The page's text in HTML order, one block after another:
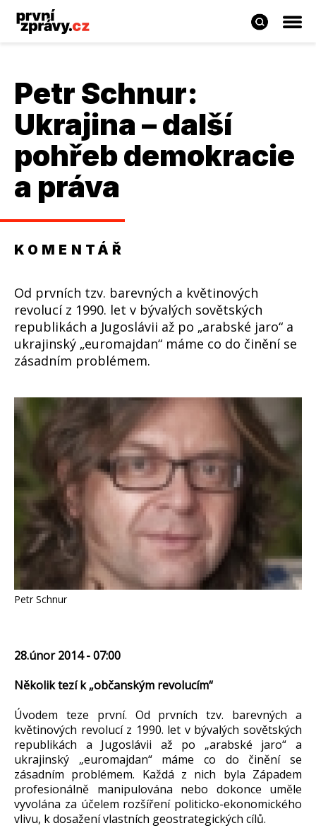
Petr Schnur:
Ukrajina – další
pohřeb demokracie
a práva
KOMENTÁŘ
Od prvních tzv. barevných a květinových
revolucí z 1990. let v bývalých sovětských
republikách a Jugoslávii až po „arabské jaro“ a
ukrajinský „euromajdan“ máme co do činění se
zásadním problémem.
Petr Schnur
28.únor 2014 - 07:00
Několik tezí k „občanským revolucím“
Úvodem teze první. Od prvních tzv. barevných a
květinových revolucí z 1990. let v bývalých sovětských
republikách a Jugoslávii až po „arabské jaro“ a
ukrajinský „euromajdan“ máme co do činění se
zásadním problémem. Každá z nich byla Západem
profesionálně manipulována nebo dokonce uměle
vyvolána za účelem rozšíření politicko-ekonomického
vlivu, k dosažení vlastních geostrategických cílů.